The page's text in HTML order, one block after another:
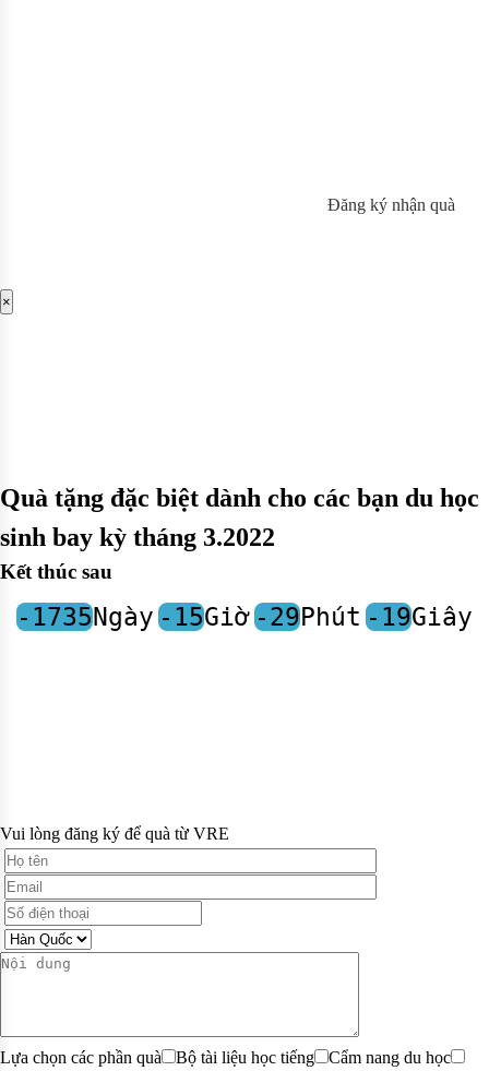
Đăng ký nhận quà
×
Quà tặng đặc biệt dành cho các bạn du học
sinh bay kỳ tháng 3.2022
Kết thúc sau
-1735Ngày-15Giờ-29Phút -19Giây
Vui lòng đăng ký để quà từ VRE
Lựa chọn các phần quà Bộ tài liệu học tiếng Cẩm nang du học